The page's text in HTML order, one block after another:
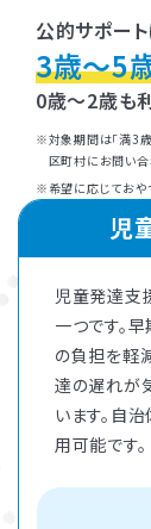
公的サポート
3歳～5
0歳～2歳も
対象期間は「満3
区町村にお問い合
希望に応じておや
児
児童発達支
一つです。
の負担を軽
達の遅れが
います。自
用可能です。